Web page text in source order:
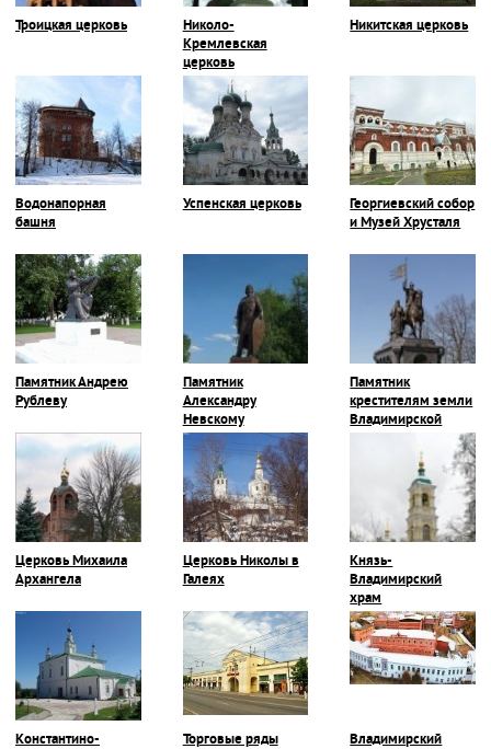
Троицкая церковь
Николо-
Кремлевская
церковь
Никитская церковь
Водонапорная
башня
Успенская церковь
Георгиевский собор
и Музей Хрусталя
Памятник Андрею
Рублеву
Памятник
Александру
Невскому
Памятник
крестителям земли
Владимирской
Церковь Михаила
Архангела
Церковь Николы в
Галеях
Князь-
Владимирский
храм
Константино- Торговые ряды Владимирский